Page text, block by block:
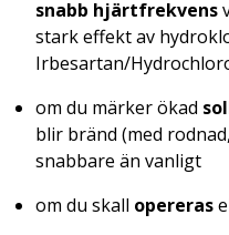
snabb hjärtfrekvens
stark effekt av
Irbesartan/
om du märker ökad
blir bränd (med
snabbare än vanligt
om du skall opereras